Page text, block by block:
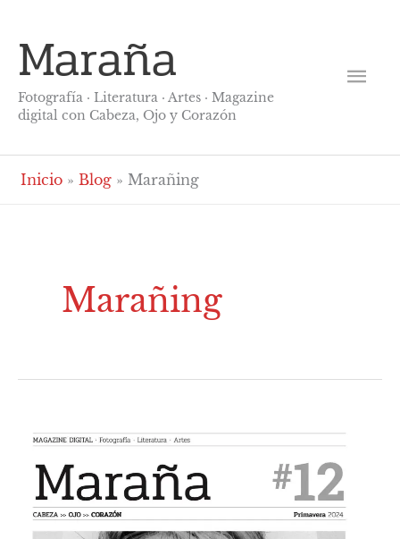
contenido
Maraña
Fotografía · Literatura · Artes · Magazine
digital con Cabeza, Ojo y Corazón
Inicio Blog Marañing
Marañing
Las
La